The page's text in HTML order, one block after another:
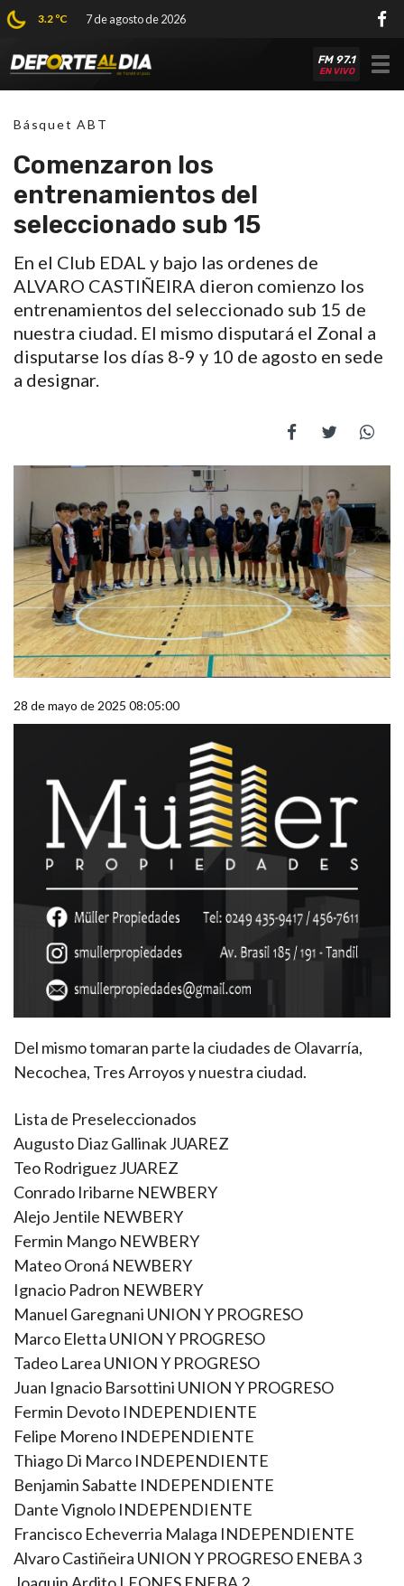
3.2 ºC 7 de agosto de 2026
FM 97.1
EN VIVO
Básquet ABT
Comenzaron los
entrenamientos del
seleccionado sub 15
En el Club EDAL y bajo las ordenes de
ALVARO CASTIÑEIRA dieron comienzo los
entrenamientos del seleccionado sub 15 de
nuestra ciudad. El mismo disputará el Zonal a
disputarse los días 8-9 y 10 de agosto en sede
a designar.
28 de mayo de 2025 08:05:00
Del mismo tomaran parte la ciudades de Olavarría,
Necochea, Tres Arroyos y nuestra ciudad.
Lista de Preseleccionados
Augusto Diaz Gallinak JUAREZ
Teo Rodriguez JUAREZ
Conrado Iribarne NEWBERY
Alejo Jentile NEWBERY
Fermin Mango NEWBERY
Mateo Oroná NEWBERY
Ignacio Padron NEWBERY
Manuel Garegnani UNION Y PROGRESO
Marco Eletta UNION Y PROGRESO
Tadeo Larea UNION Y PROGRESO
Juan Ignacio Barsottini UNION Y PROGRESO
Fermin Devoto INDEPENDIENTE
Felipe Moreno INDEPENDIENTE
Thiago Di Marco INDEPENDIENTE
Benjamin Sabatte INDEPENDIENTE
Dante Vignolo INDEPENDIENTE
Francisco Echeverria Malaga INDEPENDIENTE
Alvaro Castiñeira UNION Y PROGRESO ENEBA 3